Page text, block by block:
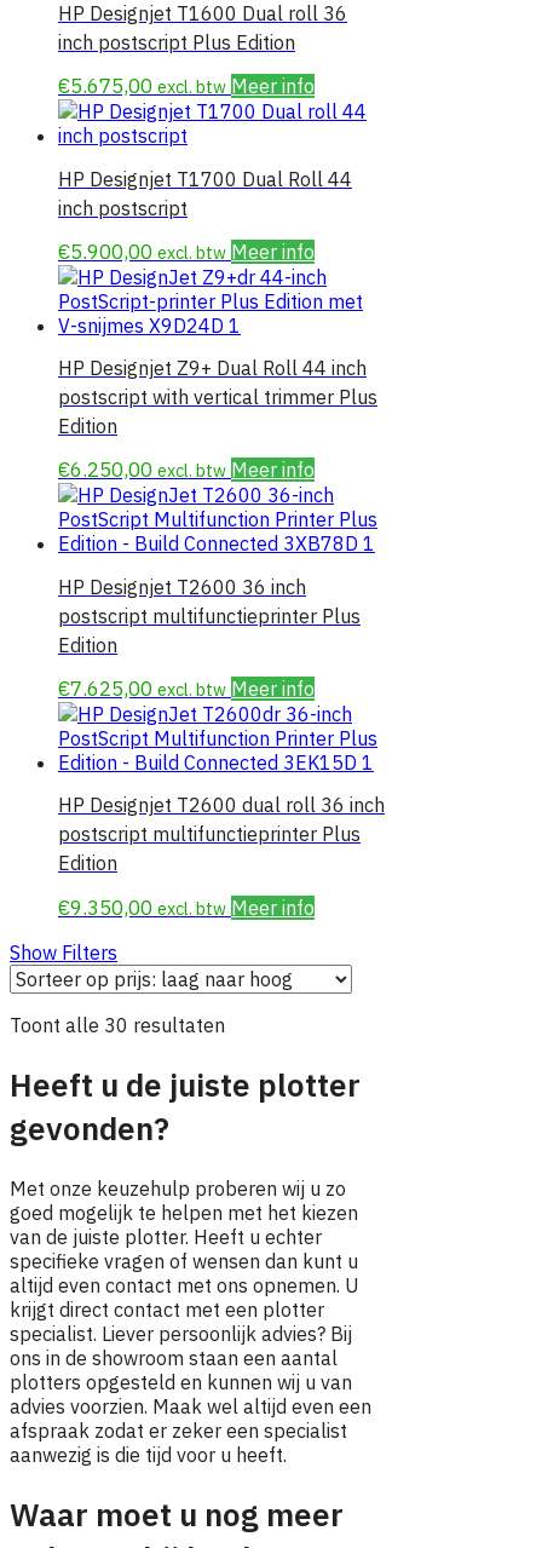
HP Designjet T1600 Dual roll 36
inch postscript Plus Edition
€5.675,00 excl. btw Meer info
HP Designjet T1700 Dual Roll 44
inch postscript
€5.900,00 excl. btw Meer info
HP Designjet Z9+ Dual Roll 44 inch
postscript with vertical trimmer Plus
Edition
€6.250,00 excl. btw Meer info
HP Designjet T2600 36 inch
postscript multifunctieprinter Plus
Edition
€7.625,00 excl. btw Meer info
HP Designjet T2600 dual roll 36 inch
postscript multifunctieprinter Plus
Edition
€9.350,00 excl. btw Meer info
Show Filters
Toont alle 30 resultaten
prijs:
laag
Heeft u de juiste plotter
gevonden?
Met onze keuzehulp proberen wij u zo
goed mogelijk te helpen met het kiezen
van de juiste plotter. Heeft u echter
specifieke vragen of wensen dan kunt u
altijd even contact met ons opnemen. U
krijgt direct contact met een plotter
specialist. Liever persoonlijk advies? Bij
ons in de showroom staan een aantal
plotters opgesteld en kunnen wij u van
advies voorzien. Maak wel altijd even een
afspraak zodat er zeker een specialist
aanwezig is die tijd voor u heeft.
Waar moet u nog meer